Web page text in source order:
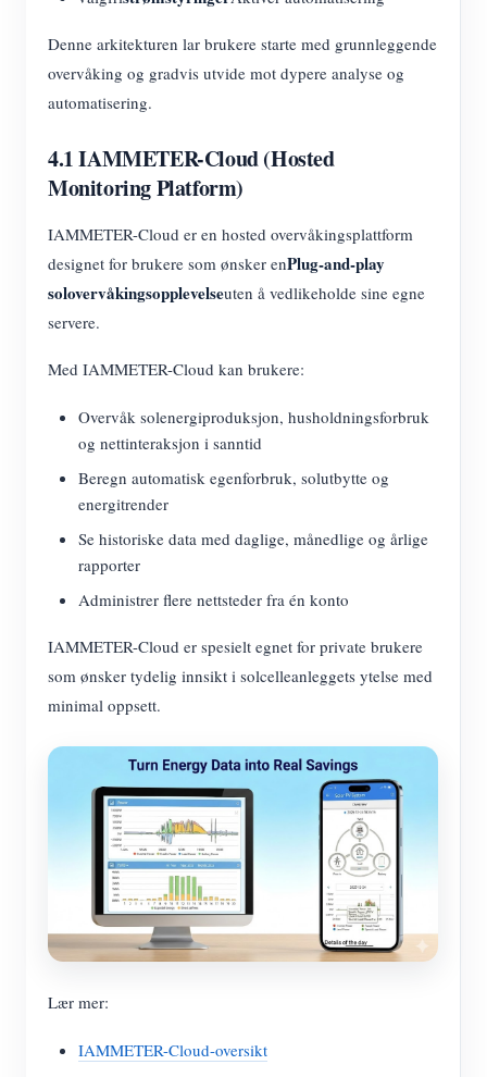
Denne arkitekturen lar brukere starte med grunnleggende
overvåking og gradvis utvide mot dypere analyse og
automatisering.
4.1 IAMMETER-Cloud (Hosted
Monitoring Platform)
IAMMETER-Cloud er en hosted overvåkingsplattform
designet for brukere som ønsker enPlug-and-play
solovervåkingsopplevelseuten å vedlikeholde sine egne
servere.
Med IAMMETER-Cloud kan brukere:
Overvåk solenergiproduksjon, husholdningsforbruk
og nettinteraksjon i sanntid
Beregn automatisk egenforbruk, solutbytte og
energitrender
Se historiske data med daglige, månedlige og årlige
rapporter
Administrer flere nettsteder fra én konto
IAMMETER-Cloud er spesielt egnet for private brukere
som ønsker tydelig innsikt i solcelleanleggets ytelse med
minimal oppsett.
Lær mer:
IAMMETER-Cloud-oversikt